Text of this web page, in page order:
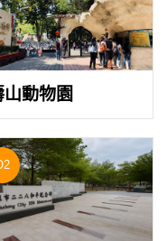
山動物園